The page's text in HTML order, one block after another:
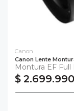
Canon
Canon Lente
Montura EF Full
$ 2.699.990